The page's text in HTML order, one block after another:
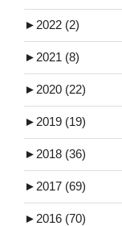
► 2022 (2)
► 2021 (8)
► 2020 (22)
► 2019 (19)
► 2018 (36)
► 2017 (69)
► 2016 (70)